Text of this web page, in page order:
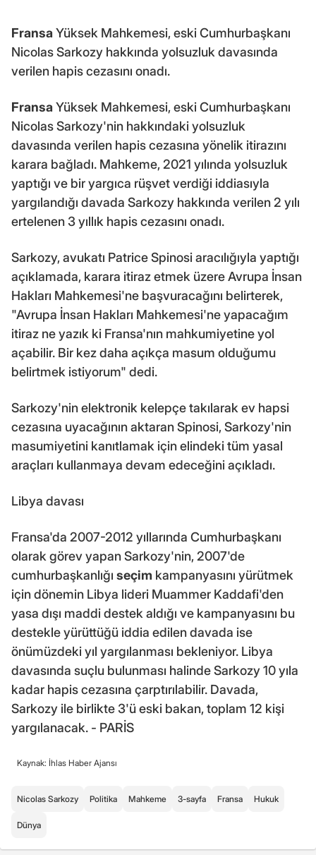
Fransa Yüksek Mahkemesi, eski Cumhurbaşkanı
Nicolas Sarkozy hakkında yolsuzluk davasında
verilen hapis cezasını onadı.
Fransa Yüksek Mahkemesi, eski Cumhurbaşkanı
Nicolas Sarkozy'nin hakkındaki yolsuzluk
davasında verilen hapis cezasına yönelik itirazını
karara bağladı. Mahkeme, 2021 yılında yolsuzluk
yaptığı ve bir yargıca rüşvet verdiği iddiasıyla
yargılandığı davada Sarkozy hakkında verilen 2 yılı
ertelenen 3 yıllık hapis cezasını onadı.
Sarkozy, avukatı Patrice Spinosi aracılığıyla yaptığı
açıklamada, karara itiraz etmek üzere Avrupa İnsan
Hakları Mahkemesi'ne başvuracağını belirterek,
"Avrupa İnsan Hakları Mahkemesi'ne yapacağım
itiraz ne yazık ki Fransa'nın mahkumiyetine yol
açabilir. Bir kez daha açıkça masum olduğumu
belirtmek istiyorum" dedi.
Sarkozy'nin elektronik kelepçe takılarak ev hapsi
cezasına uyacağının aktaran Spinosi, Sarkozy'nin
masumiyetini kanıtlamak için elindeki tüm yasal
araçları kullanmaya devam edeceğini açıkladı.
Libya davası
Fransa'da 2007-2012 yıllarında Cumhurbaşkanı
olarak görev yapan Sarkozy'nin, 2007'de
cumhurbaşkanlığı seçim kampanyasını yürütmek
için dönemin Libya lideri Muammer Kaddafi'den
yasa dışı maddi destek aldığı ve kampanyasını bu
destekle yürüttüğü iddia edilen davada ise
önümüzdeki yıl yargılanması bekleniyor. Libya
davasında suçlu bulunması halinde Sarkozy 10 yıla
kadar hapis cezasına çarptırılabilir. Davada,
Sarkozy ile birlikte 3'ü eski bakan, toplam 12 kişi
yargılanacak. - PARİS
Kaynak: İhlas Haber Ajansı
Nicolas Sarkozy Politika Mahkeme 3-sayfa Fransa Hukuk
Dünya